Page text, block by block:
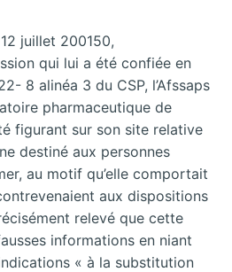
juillet 200150,
qui lui a été confiée en
8 alinéa 3 du CSP, l’Afssaps
pharmaceutique de
figurant sur son site relative
destiné aux personnes
au motif qu’elle comportait
aux dispositions
relevé que cette
informations en niant
« à la substitution